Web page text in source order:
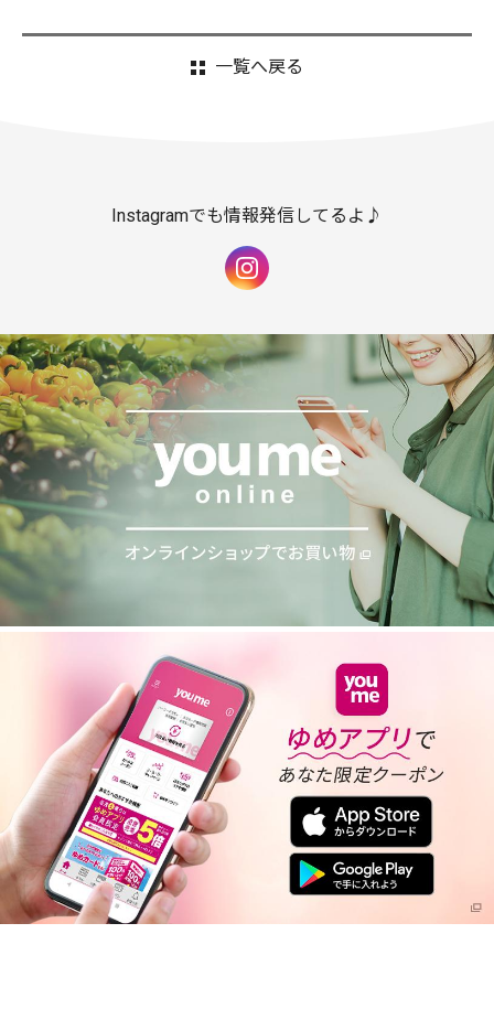
一覧へ戻る
Instagramでも情報発信してるよ♪